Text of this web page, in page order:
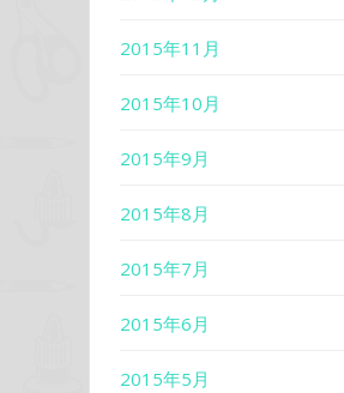
2015年11月
2015年10月
2015年9月
2015年8月
2015年7月
2015年6月
2015年5月